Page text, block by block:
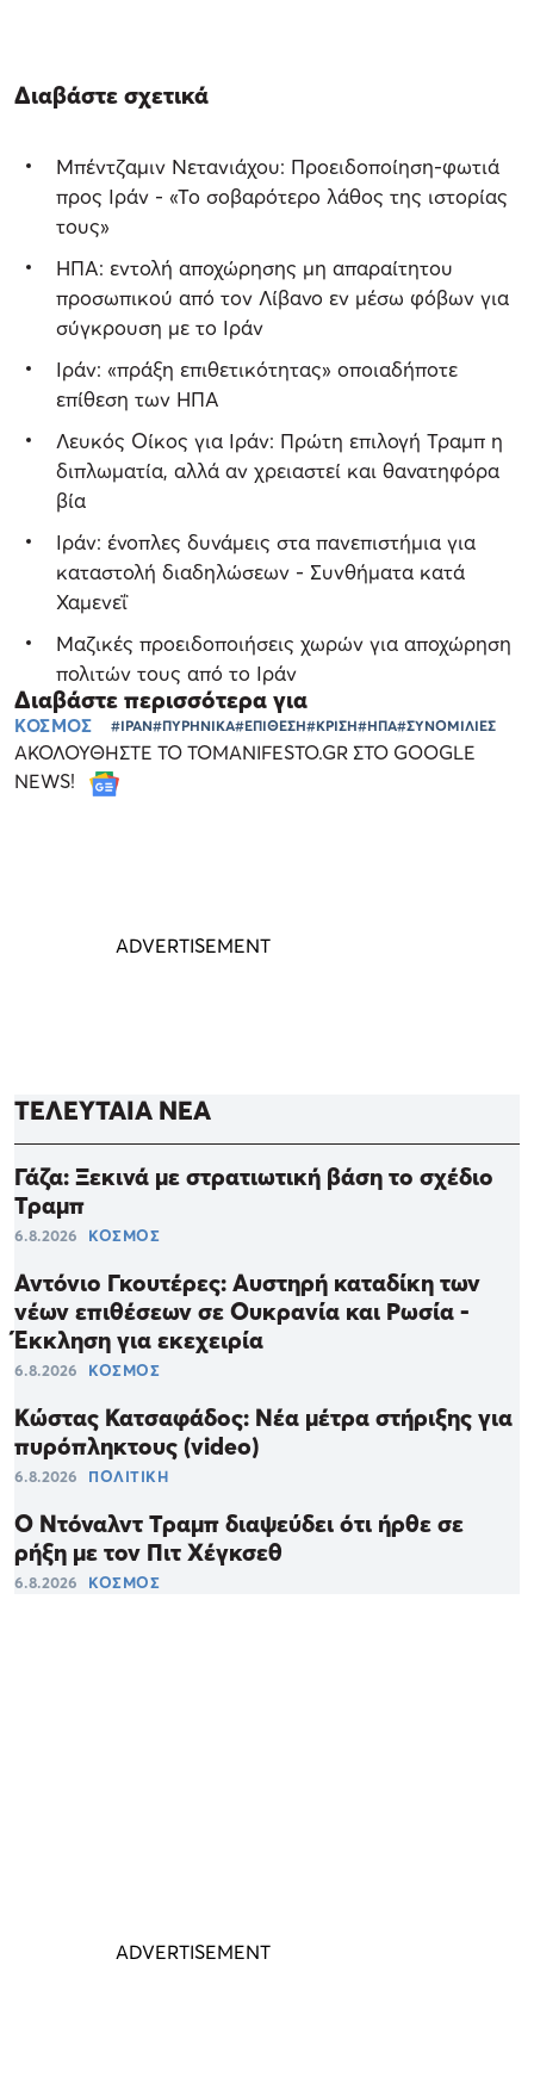
Διαβάστε σχετικά
Μπέντζαμιν Νετανιάχου: Προειδοποίηση-φωτιά
προς Ιράν - «Το σοβαρότερο λάθος της ιστορίας
τους»
ΗΠΑ: εντολή αποχώρησης μη απαραίτητου
προσωπικού από τον Λίβανο εν μέσω φόβων για
σύγκρουση με το Ιράν
Ιράν: «πράξη επιθετικότητας» οποιαδήποτε
επίθεση των ΗΠΑ
Λευκός Οίκος για Ιράν: Πρώτη επιλογή Τραμπ η
διπλωματία, αλλά αν χρειαστεί και θανατηφόρα
βία
Ιράν: ένοπλες δυνάμεις στα πανεπιστήμια για
καταστολή διαδηλώσεων - Συνθήματα κατά
Χαμενεΐ
Μαζικές προειδοποιήσεις χωρών για αποχώρηση
πολιτών τους από το Ιράν
Διαβάστε περισσότερα για
ΚΟΣΜΟΣ #ΙΡΑΝ#ΠΥΡΗΝΙΚΑ#ΕΠΙΘΕΣΗ#ΚΡΙΣΗ#ΗΠΑ#ΣΥΝΟΜΙΛΙΕΣ
ΑΚΟΛΟΥΘΗΣΤΕ ΤΟ TOMANIFESTO.GR ΣΤΟ GOOGLE
NEWS!
ΤΕΛΕΥΤΑΙΑ ΝΕΑ
Γάζα: Ξεκινά με στρατιωτική βάση το σχέδιο
Τραμπ
6.8.2026 ΚΟΣΜΟΣ
Αντόνιο Γκουτέρες: Αυστηρή καταδίκη των
νέων επιθέσεων σε Ουκρανία και Ρωσία -
Έκκληση για εκεχειρία
6.8.2026 ΚΟΣΜΟΣ
Κώστας Κατσαφάδος: Νέα μέτρα στήριξης για
πυρόπληκτους (video)
6.8.2026 ΠΟΛΙΤΙΚΗ
Ο Ντόναλντ Τραμπ διαψεύδει ότι ήρθε σε
ρήξη με τον Πιτ Χέγκσεθ
6.8.2026 ΚΟΣΜΟΣ